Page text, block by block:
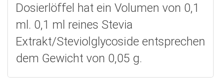
Dosierlöffel hat ein Volumen von 0,1
ml. 0,1 ml reines Stevia
Extrakt/Steviolglycoside entsprechen
dem Gewicht von 0,05 g.